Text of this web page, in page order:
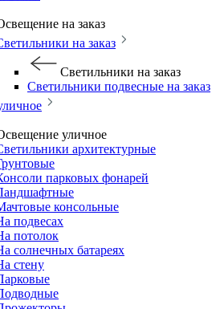
на заказ
на заказ
Светильники на заказ
Светильники подвесные на заказ
уличное
архитектурные
парковых фонарей
консольные
подвесах
потолок
солнечных батареях
стену